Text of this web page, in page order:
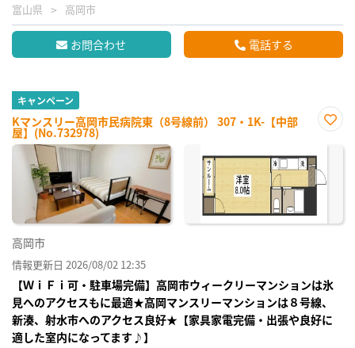
富山県 高岡市
お問合わせ 電話する
キャンペーン
Kマンスリー高岡市民病院東（8号線前） 307・1K-【中部
屋】(No.732978)
に入
録
高岡市
情報更新日 2026/08/02 12:35
【ＷｉＦｉ可・駐車場完備】高岡市ウィークリーマンションは氷
見へのアクセスもに最適★高岡マンスリーマンションは８号線、
新湊、射水市へのアクセス良好★【家具家電完備・出張や良好に
適した室内になってます♪】